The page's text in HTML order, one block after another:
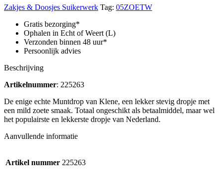
Zakjes & Doosjes Suikerwerk Tag: 05ZOETW
Gratis bezorging*
Ophalen in Echt of Weert (L)
Verzonden binnen 48 uur*
Persoonlijk advies
Beschrijving
Artikelnummer: 225263
De enige echte Muntdrop van Klene, een lekker stevig dropje met
een mild zoete smaak. Totaal ongeschikt als betaalmiddel, maar wel
het populairste en lekkerste dropje van Nederland.
Aanvullende informatie
Artikel nummer 225263